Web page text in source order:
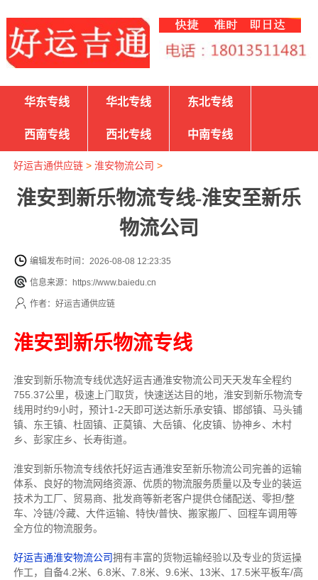
华东专线 华北专线 东北专线
西南专线 西北专线 中南专线
好运吉通供应链> 淮安物流公司 >
淮安到新乐物流专线-淮安至新乐
物流公司
编辑发布时间：2026-08-08 12:23:35
信息来源：https://www.baiedu.cn
作者：好运吉通供应链
淮安到新乐物流专线
淮安到新乐物流专线优选好运吉通淮安物流公司天天发车全程约
755.37公里， 极速上门取货，快速送达目的地，淮安到新乐物流专
线用时约9小时，预计1-2天即可送达新乐承安镇、邯邰镇、马头铺
镇、东王镇、杜固镇、正莫镇、大岳镇、化皮镇、协神乡、木村
乡、彭家庄乡、长寿街道。
淮安到新乐物流专线依托好运吉通淮安至新乐物流公司完善的运输
体系、良好的物流网络资源、优质的物流服务质量以及专业的装运
技术为工厂、贸易商、批发商等新老客户提供仓储配送、零担/整
车、冷链/冷藏、大件运输、特快/普快、搬家搬厂、回程车调用等
全方位的物流服务。
好运吉通淮安物流公司拥有丰富的货物运输经验以及专业的货运操
作工，自备4.2米、6.8米、7.8米、9.6米、13米、17.5米平板车/高